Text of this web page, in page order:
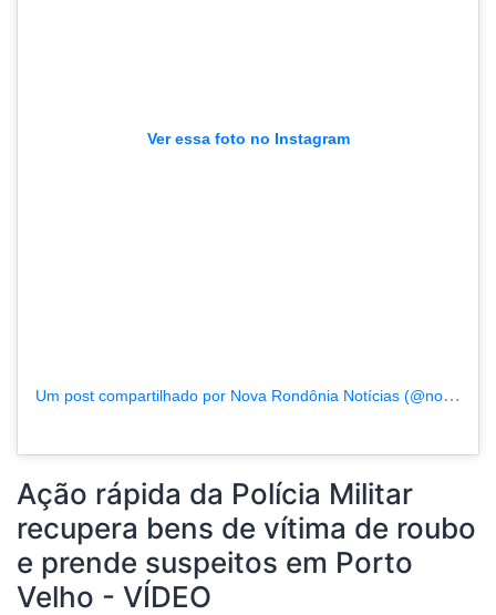
Ver essa foto no Instagram
Um post compartilhado por Nova Rondônia Notícias (@novarondonia)
Ação rápida da Polícia Militar
recupera bens de vítima de roubo
e prende suspeitos em Porto
Velho - VÍDEO